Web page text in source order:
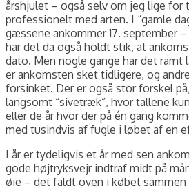
årshjulet – også selv om jeg lige for
professionelt med arten. I “gamle
gæssene ankommer 17. september
har det da også holdt stik, at
dato. Men nogle gange har det ramt
er ankomsten sket tidligere, og
forsinket. Der er også stor forskel
langsomt “sivetræk”, hvor tallene
eller de år hvor der på én gang
med tusindvis af fugle i løbet af en
I år er tydeligvis et år med sen
gode højtryksvejr indtraf midt på
øje – det faldt oven i købet sammen